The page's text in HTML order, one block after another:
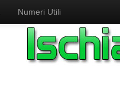
Numeri Utili